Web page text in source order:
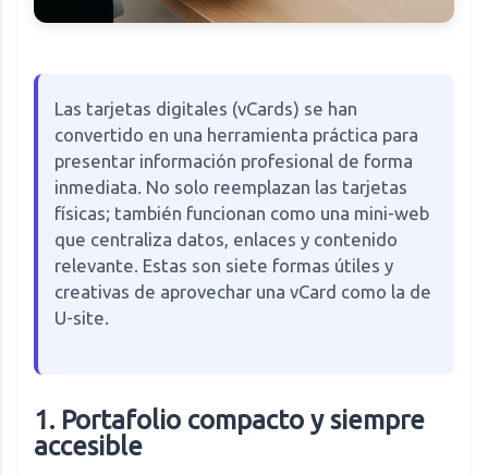
Las tarjetas digitales (vCards) se han
convertido en una herramienta práctica para
presentar información profesional de forma
inmediata. No solo reemplazan las tarjetas
físicas; también funcionan como una mini-web
que centraliza datos, enlaces y contenido
relevante. Estas son siete formas útiles y
creativas de aprovechar una vCard como la de
U-site.
1. Portafolio compacto y siempre
accesible